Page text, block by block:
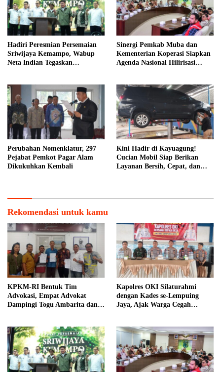
Hadiri Peresmian Persemaian
Sriwijaya Kemampo, Wabup
Neta Indian Tegaskan
Sinergi Pemkab Muba dan
Kementerian Koperasi Siapkan
Agenda Nasional Hilirisasi
Perubahan Nomenklatur, 297
Pejabat Pemkot Pagar Alam
Dikukuhkan Kembali
Kini Hadir di Kayuagung!
Cucian Mobil Siap Berikan
Layanan Bersih, Cepat, dan
Rekomendasi untuk kamu
KPKM-RI Bentuk Tim
Advokasi, Empat Advokat
Dampingi Togu Ambarita dan
Kapolres OKI Silaturahmi
dengan Kades se-Lempuing
Jaya, Ajak Warga Cegah